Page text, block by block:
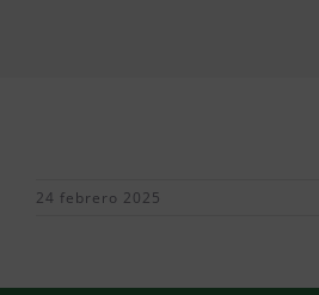
24 febrero 2025